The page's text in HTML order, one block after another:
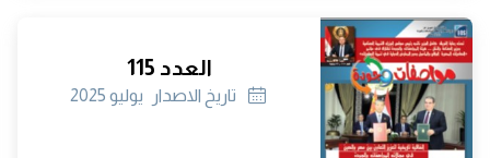
العدد 115
تاريخ الاصدار يوليو 2025